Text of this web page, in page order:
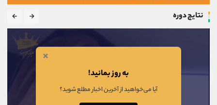
نتایج دوره
×
به روز بمانید!
آیا می‌خواهید از آخرین اخبار مطلع شوید؟